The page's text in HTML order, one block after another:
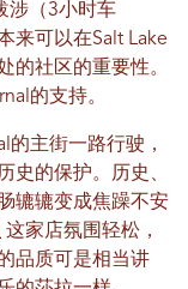
涉（3小时车
来可以在Salt Lake
的社区的重要性。
的支持。
主街一路行驶，
史的保护。历史、
辘辘变成焦躁不安
这家店氛围轻松，
品质可是相当讲